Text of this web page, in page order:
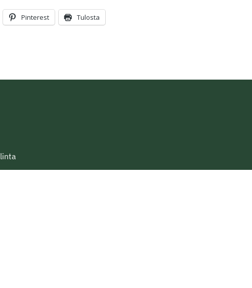
Pinterest Tulosta